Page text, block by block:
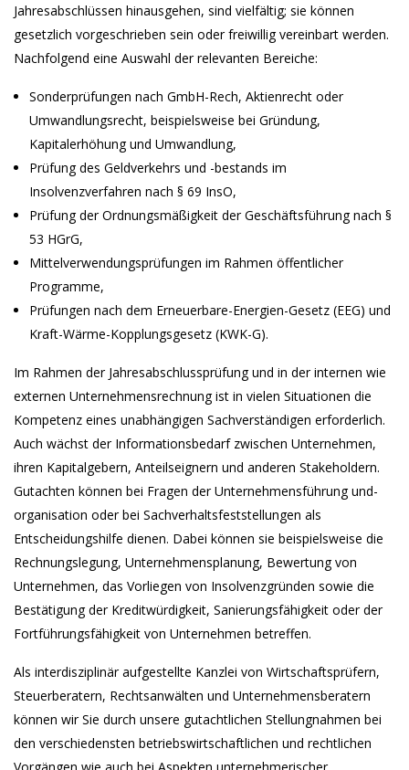
Jahresabschlüssen hinausgehen, sind vielfältig; sie können
gesetzlich vorgeschrieben sein oder freiwillig vereinbart werden.
Nachfolgend eine Auswahl der relevanten Bereiche:
Sonderprüfungen nach GmbH-Rech, Aktienrecht oder
Umwandlungsrecht, beispielsweise bei Gründung,
Kapitalerhöhung und Umwandlung,
Prüfung des Geldverkehrs und -bestands im
Insolvenzverfahren nach § 69 InsO,
Prüfung der Ordnungsmäßigkeit der Geschäftsführung nach §
53 HGrG,
Mittelverwendungsprüfungen im Rahmen öffentlicher
Programme,
Prüfungen nach dem Erneuerbare-Energien-Gesetz (EEG) und
Kraft-Wärme-Kopplungsgesetz (KWK-G).
Im Rahmen der Jahresabschlussprüfung und in der internen wie
externen Unternehmensrechnung ist in vielen Situationen die
Kompetenz eines unabhängigen Sachverständigen erforderlich.
Auch wächst der Informationsbedarf zwischen Unternehmen,
ihren Kapitalgebern, Anteilseignern und anderen Stakeholdern.
Gutachten können bei Fragen der Unternehmensführung und-
organisation oder bei Sachverhaltsfeststellungen als
Entscheidungshilfe dienen. Dabei können sie beispielsweise die
Rechnungslegung, Unternehmensplanung, Bewertung von
Unternehmen, das Vorliegen von Insolvenzgründen sowie die
Bestätigung der Kreditwürdigkeit, Sanierungsfähigkeit oder der
Fortführungsfähigkeit von Unternehmen betreffen.
Als interdisziplinär aufgestellte Kanzlei von Wirtschaftsprüfern,
Steuerberatern, Rechtsanwälten und Unternehmensberatern
können wir Sie durch unsere gutachtlichen Stellungnahmen bei
den verschiedensten betriebswirtschaftlichen und rechtlichen